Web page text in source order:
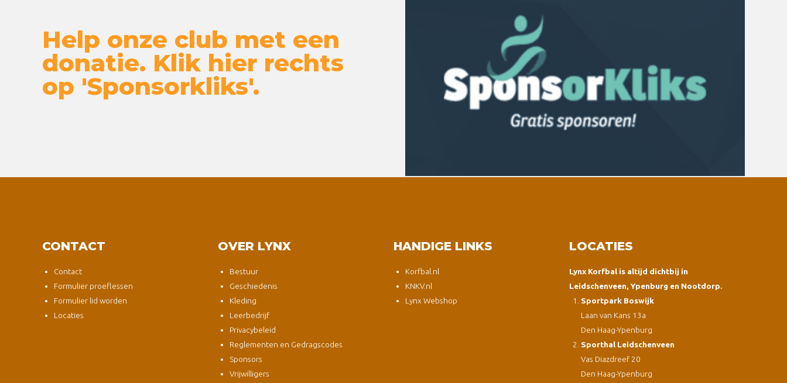
Help onze club met een
donatie. Klik hier rechts
op 'Sponsorkliks'.
CONTACT
Contact
Formulier proeflessen
Formulier lid worden
Locaties
OVER LYNX
Bestuur
Geschiedenis
Kleding
Leerbedrijf
Privacybeleid
Reglementen en Gedragscodes
Sponsors
Vrijwilligers
HANDIGE LINKS
Korfbal.nl
KNKV.nl
Lynx Webshop
LOCATIES
Lynx Korfbal is altijd dichtbij in
Leidschenveen, Ypenburg en Nootdorp.
Sportpark Boswijk
Laan van Kans 13a
Den Haag-Ypenburg
Sporthal Leidschenveen
Vas Diazdreef 20
Den Haag-Ypenburg